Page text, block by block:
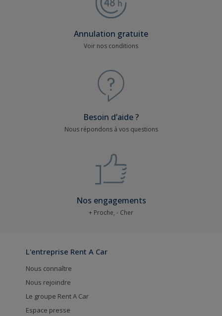
Annulation gratuite
Voir nos conditions
Besoin d’aide ?
Nous répondons à vos questions
Nos engagements
+ Proche, - Cher
L'entreprise Rent A Car
Nous connaître
Nous rejoindre
Le groupe Rent A Car
Espace presse